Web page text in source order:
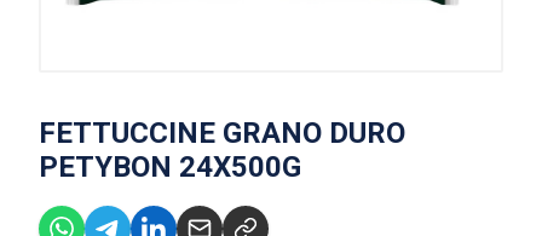
FETTUCCINE GRANO DURO
PETYBON 24X500G